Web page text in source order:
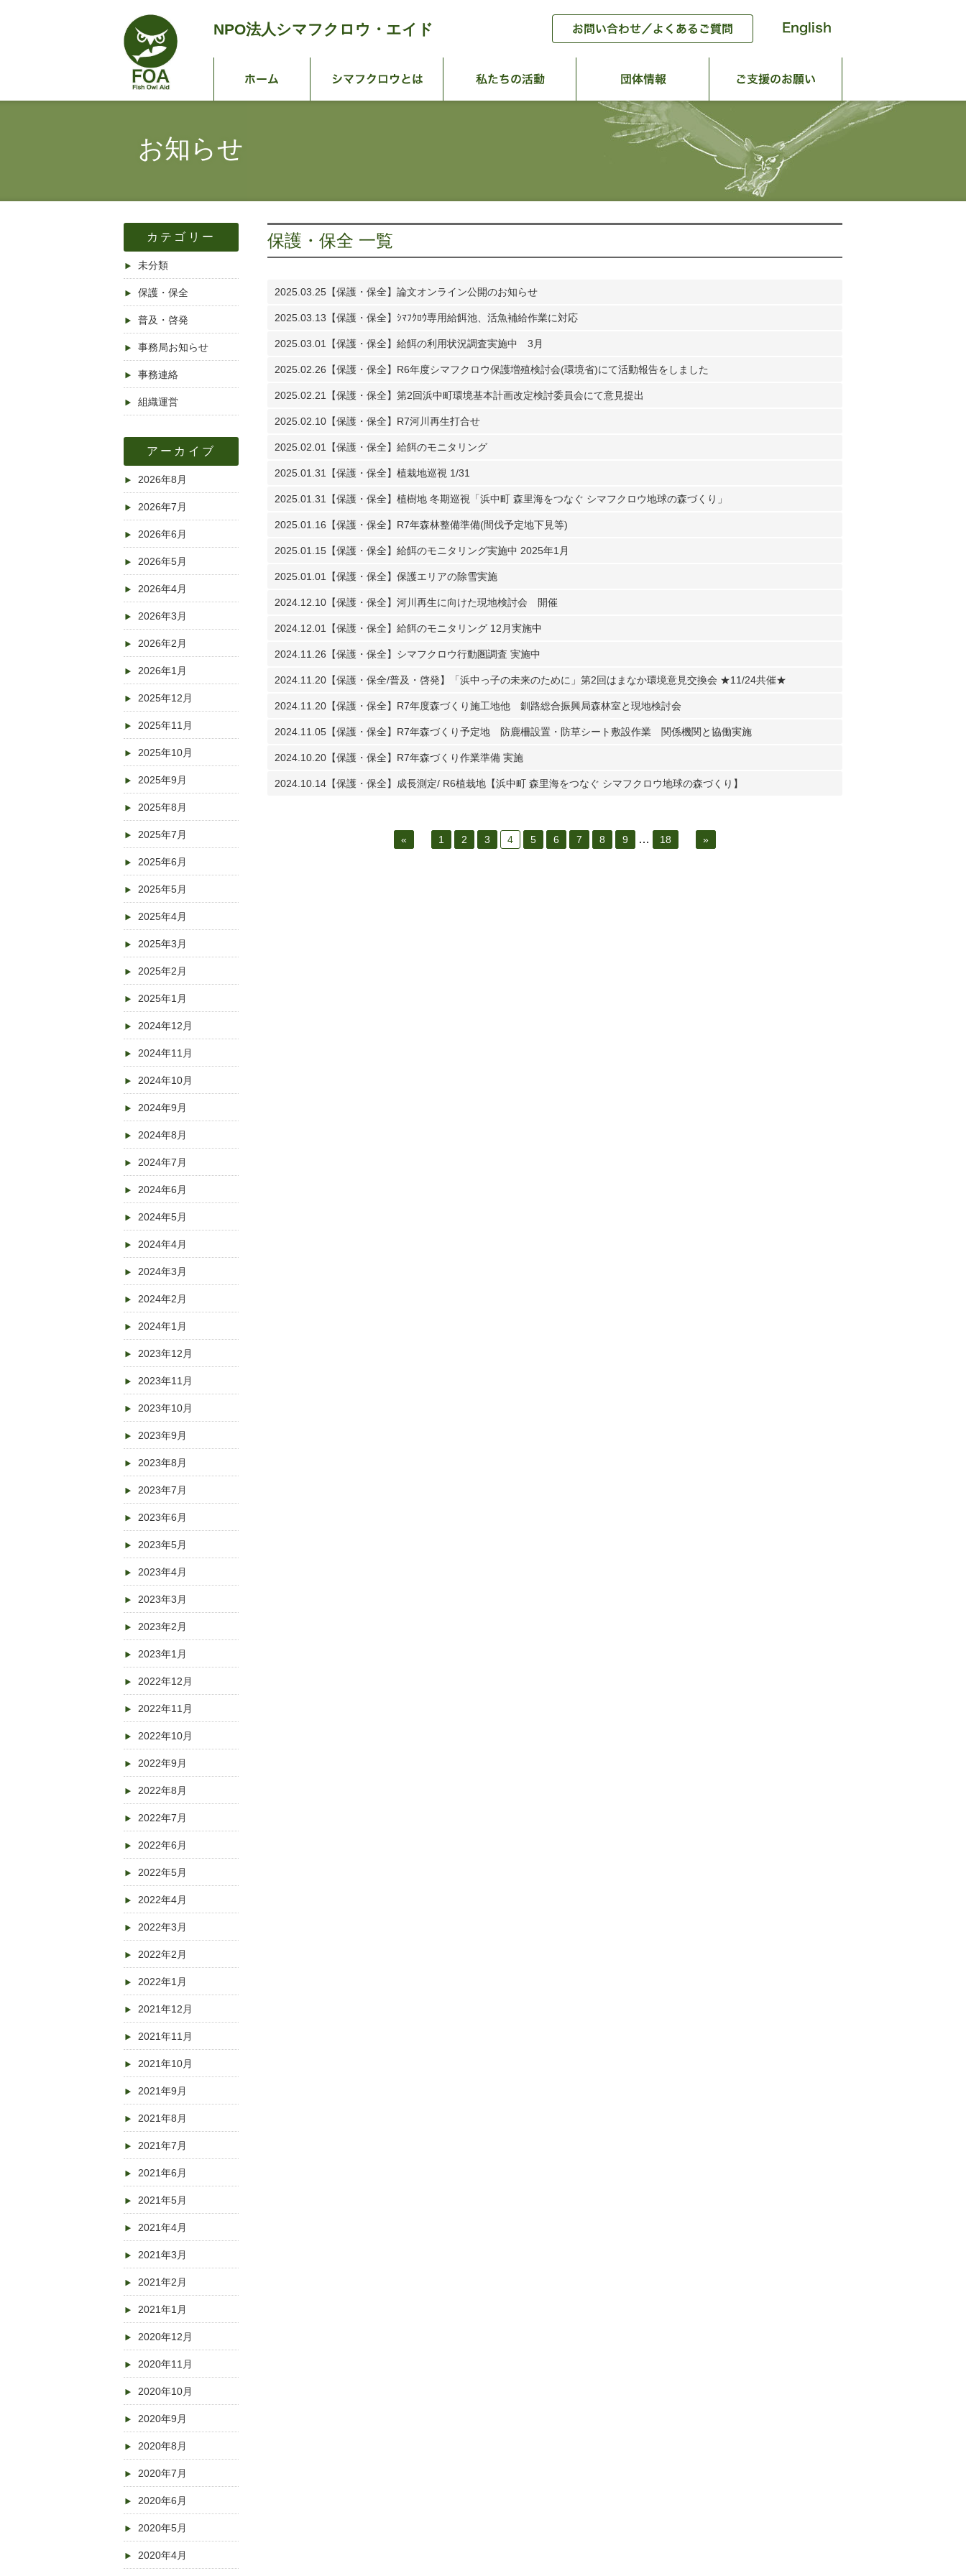
NPO法人 シマフクロウ・エイド
ホーム シマフクロウとは 私たちの活動 団体情報
お知らせ
保護・保全 一覧
2025.03.25 【保護・保全】論文オンライン公開のお知らせ
2025.03.13 【保護・保全】ｼﾏﾌｸﾛｳ専用給餌池、活魚補給作業に対応
2025.03.01 【保護・保全】給餌の利用状況調査実施中 3月
2025.02.26 【保護・保全】R6年度シマフクロウ保護増殖検討会(環境省)にて活動報告をしました
2025.02.21 【保護・保全】第2回浜中町環境基本計画改定検討委員会にて意見提出
2025.02.10 【保護・保全】R7河川再生打合せ
2025.02.01 【保護・保全】給餌のモニタリング
2025.01.31 【保護・保全】植栽地巡視 1/31
2025.01.31 【保護・保全】植樹地 冬期巡視「浜中町 森里海をつなぐ シマフクロウ地球の森づくり」
2025.01.16 【保護・保全】R7年森林整備準備(間伐予定地下見等)
2025.01.15 【保護・保全】給餌のモニタリング実施中 2025年1月
2025.01.01 【保護・保全】保護エリアの除雪実施
2024.12.10 【保護・保全】河川再生に向けた現地検討会 開催
2024.12.01 【保護・保全】給餌のモニタリング 12月実施中
2024.11.26 【保護・保全】シマフクロウ行動圏調査 実施中
2024.11.20 【保護・保全/普及・啓発】「浜中っ子の未来のために」第2回はまなか環境意見交換会 ★11/24共催★
2024.11.20 【保護・保全】R7年度森づくり施工地他 釧路総合振興局森林室と現地検討会
2024.11.05 【保護・保全】R7年森づくり予定地 防鹿柵設置・防草シート敷設作業 関係機関と協働実施
2024.10.20 【保護・保全】R7年森づくり作業準備 実施
2024.10.14 【保護・保全】成長測定/ R6植栽地【浜中町 森里海をつなぐ シマフクロウ地球の森づくり】
« 1 2 3 4 5 6 7 8 9 … 18 »
カテゴリー
未分類
保護・保全
普及・啓発
事務局お知らせ
事務連絡
組織運営
アーカイブ
2026年8月
2026年7月
2026年6月
2026年5月
2026年4月
2026年3月
2026年2月
2026年1月
2025年12月
2025年11月
2025年10月
2025年9月
2025年8月
2025年7月
2025年6月
2025年5月
2025年4月
2025年3月
2025年2月
2025年1月
2024年12月
2024年11月
2024年10月
2024年9月
2024年8月
2024年7月
2024年6月
2024年5月
2024年4月
2024年3月
2024年2月
2024年1月
2023年12月
2023年11月
2023年10月
2023年9月
2023年8月
2023年7月
2023年6月
2023年5月
2023年4月
2023年3月
2023年2月
2023年1月
2022年12月
2022年11月
2022年10月
2022年9月
2022年8月
2022年7月
2022年6月
2022年5月
2022年4月
2022年3月
2022年2月
2022年1月
2021年12月
2021年11月
2021年10月
2021年9月
2021年8月
2021年7月
2021年6月
2021年5月
2021年4月
2021年3月
2021年2月
2021年1月
2020年12月
2020年11月
2020年10月
2020年9月
2020年8月
2020年7月
2020年6月
2020年5月
2020年4月